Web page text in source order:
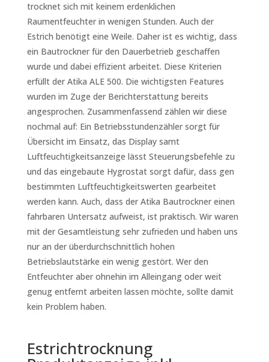
trocknet sich mit keinem erdenklichen
Raumentfeuchter in wenigen Stunden. Auch der
Estrich benötigt eine Weile. Daher ist es wichtig, dass
ein Bautrockner für den Dauerbetrieb geschaffen
wurde und dabei effizient arbeitet. Diese Kriterien
erfüllt der Atika ALE 500. Die wichtigsten Features
wurden im Zuge der Berichterstattung bereits
angesprochen. Zusammenfassend zählen wir diese
nochmal auf: Ein Betriebsstundenzähler sorgt für
Übersicht im Einsatz, das Display samt
Luftfeuchtigkeitsanzeige lässt Steuerungsbefehle zu
und das eingebaute Hygrostat sorgt dafür, dass gen
bestimmten Luftfeuchtigkeitswerten gearbeitet
werden kann. Auch, dass der Atika Bautrockner einen
fahrbaren Untersatz aufweist, ist praktisch. Wir waren
mit der Gesamtleistung sehr zufrieden und haben uns
nur an der überdurchschnittlich hohen
Betriebslautstärke ein wenig gestört. Wer den
Entfeuchter aber ohnehin im Alleingang oder weit
genug entfernt arbeiten lassen möchte, sollte damit
kein Problem haben.
Estrichtrocknung